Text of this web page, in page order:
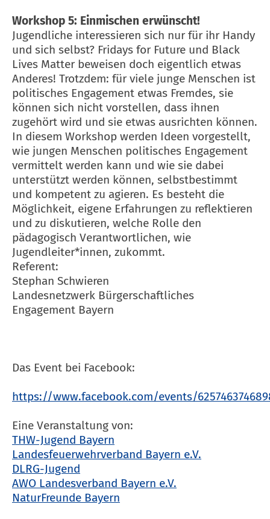
Workshop 5: Einmischen erwünscht!
Jugendliche interessieren sich nur für ihr Handy
und sich selbst? Fridays for Future und Black
Lives Matter beweisen doch eigentlich etwas
Anderes! Trotzdem: für viele junge Menschen ist
politisches Engagement etwas Fremdes, sie
können sich nicht vorstellen, dass ihnen
zugehört wird und sie etwas ausrichten können.
In diesem Workshop werden Ideen vorgestellt,
wie jungen Menschen politisches Engagement
vermittelt werden kann und wie sie dabei
unterstützt werden können, selbstbestimmt
und kompetent zu agieren. Es besteht die
Möglichkeit, eigene Erfahrungen zu reflektieren
und zu diskutieren, welche Rolle den
pädagogisch Verantwortlichen, wie
Jugendleiter*innen, zukommt.
Referent:
Stephan Schwieren
Landesnetzwerk Bürgerschaftliches
Engagement Bayern
Das Event bei Facebook:
https://www.facebook.com/events/
Eine Veranstaltung von:
THW-Jugend Bayern
Landesfeuerwehrverband Bayern e.V.
DLRG-Jugend
AWO Landesverband Bayern e.V.
NaturFreunde Bayern